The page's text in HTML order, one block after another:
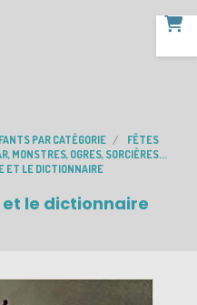
PAR CATÉGORIE
FÊTES
MONSTRES, OGRES, SORCIÈRES...
ET LE DICTIONNAIRE
le dictionnaire